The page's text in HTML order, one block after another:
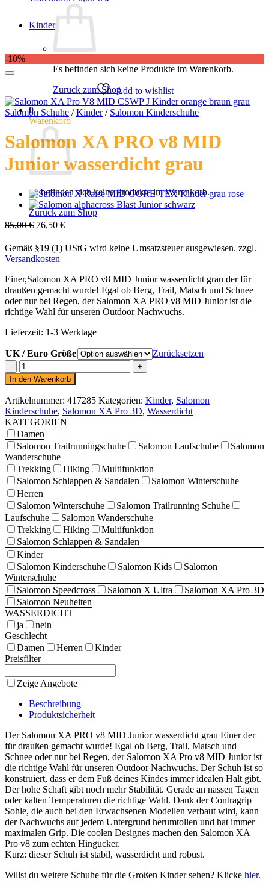
Es befinden sich keine Produkte im Warenkorb.
Zurück zum Shop
0
Warenkorb
Es befinden sich keine Produkte im Warenkorb.
Zurück zum Shop
Kinder
-10%
Add to wishlist
Salomon Schuhe / Kinder / Salomon Kinderschuhe
Salomon XA PRO v8 MID
Junior wasserdicht grau
85,00€ Ursprünglicher
war:
85,00 €
76,50 €Aktueller
ist:
Gemäß §19 (1) UStG wird keine Umsatzsteuer ausgewiesen. zzgl.
Versandkosten
Einer,Salomon XA PRO v8 MID Junior wasserdicht grau der für
draußen gemacht wurde! Egal ob Berg, Trail, Matsch und Schnee
oder nur bei Regen, der Salomon XA PRO v8 MID Junior ist die
richtige Wahl für unseren Outdoor Nachwuchs.
Lieferzeit: 1-3 Werktage
UK / Euro Größe
Zurücksetzen
Salomon
XA
PRO
v8
MID
Junior
wasserdicht
grau
Menge
In den Warenkorb
Artikelnummer: 417285 Kategorien: Kinder, Salomon
Kinderschuhe, Salomon XA Pro 3D, Wasserdicht
KATEGORIEN
Damen
Salomon Trailrunningschuhe
Salomon Laufschuhe
Salomon
Wanderschuhe
Trekking
Hiking
Multifunktion
Salomon Schlappen & Sandalen
Salomon Winterschuhe
Herren
Salomon Winterschuhe
Salomon Trailrunning Schuhe
Laufschuhe
Salomon Wanderschuhe
Trekking
Hiking
Multifunktion
Salomon Schlappen & Sandalen
Kinder
Salomon Kinderschuhe
Salomon Kids
Salomon
Winterschuhe
Salomon Speedcross
Salomon X Ultra
Salomon XA Pro 3D
Salomon Neuheiten
WASSERDICHT
ja
nein
Geschlecht
Damen
Herren
Kinder
Preisfilter
Zeige Angebote
Beschreibung
Produktsicherheit
Der Salomon XA PRO v8 MID Junior wasserdicht grau Einer der
für draußen gemacht wurde! Egal ob Berg, Trail, Matsch und
Schnee oder nur bei Regen, der Salomon XA Pro v8 MID Junior ist
die richtige Wahl für unseren Outdoor Nachwuchs. Der Schuh ist so
konstruiert, dass er dem Fuß deines Kindes immer idealen Halt gibt.
Der hohe Schaft gibt noch mehr Stabilität. Gerade an nassen Tagen
oder kalten Temperaturen die richtige Wahl. Dank der Contragrip
Sohle, die auch bei den Erwachsenen Modellen verbaut wird, kann
der Nachwuchs auf jedem Untergrund herumtollen und hat immer
maximalen Grip. Die coolen Designes machen den Salomon XA
Pro v8 zum echten Hingucker.
Kurz: dieser Schuh ist stabil, wasserdicht und robust.
Willst du weitere Schuhe für die Großen Kinder sehen? Klicke hier.